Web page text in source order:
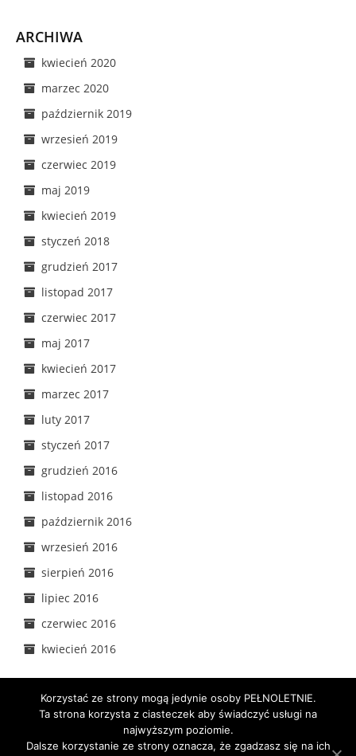
ARCHIWA
kwiecień 2020
marzec 2020
październik 2019
wrzesień 2019
czerwiec 2019
maj 2019
kwiecień 2019
styczeń 2018
grudzień 2017
listopad 2017
czerwiec 2017
maj 2017
kwiecień 2017
marzec 2017
luty 2017
styczeń 2017
grudzień 2016
listopad 2016
październik 2016
wrzesień 2016
sierpień 2016
lipiec 2016
czerwiec 2016
kwiecień 2016
Nasze alkohole
Korzystać ze strony mogą jedynie osoby PEŁNOLETNIE.
Ta strona korzysta z ciasteczek aby świadczyć usługi na
najwyższym poziomie.
Dalsze korzystanie ze strony oznacza, że zgadzasz się na ich